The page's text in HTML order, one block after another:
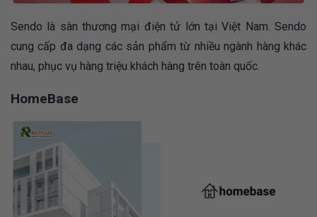
Sendo là sàn thương mại điện tử lớn tại Việt Nam. Sendo
cung cấp đa dạng các sản phẩm từ nhiều ngành hàng khác
nhau, phục vụ hàng triệu khách hàng trên toàn quốc.
HomeBase